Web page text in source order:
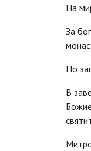
На
За
По
В